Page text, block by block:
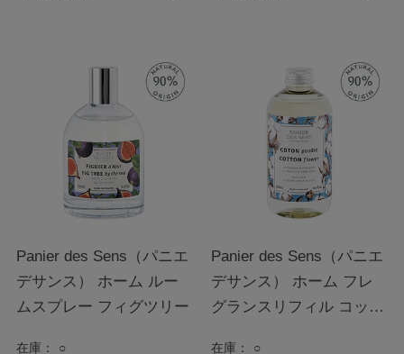
Panier des Sens（パニエ
デサンス） ホーム ルー
ムスプレー フィグツリー
在庫： ○
Panier des Sens（パニエ
デサンス） ホーム フレ
グランスリフィル コット
在庫： ○